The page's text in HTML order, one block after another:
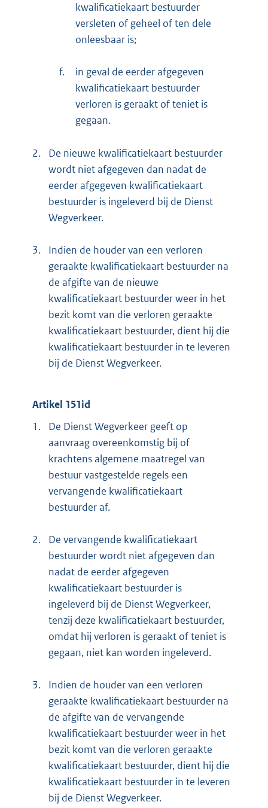
kwalificatiekaart bestuurder
versleten of geheel of ten dele
onleesbaar is;
f.
in geval de eerder afgegeven
kwalificatiekaart bestuurder
verloren is geraakt of teniet is
gegaan.
2.
De nieuwe kwalificatiekaart bestuurder
wordt niet afgegeven dan nadat de
eerder afgegeven kwalificatiekaart
bestuurder is ingeleverd bij de Dienst
Wegverkeer.
3.
Indien de houder van een verloren
geraakte kwalificatiekaart bestuurder na
de afgifte van de nieuwe
kwalificatiekaart bestuurder weer in het
bezit komt van die verloren geraakte
kwalificatiekaart bestuurder, dient hij die
kwalificatiekaart bestuurder in te leveren
bij de Dienst Wegverkeer.
Artikel 151id
1.
De Dienst Wegverkeer geeft op
aanvraag overeenkomstig bij of
krachtens algemene maatregel van
bestuur vastgestelde regels een
vervangende kwalificatiekaart
bestuurder af.
2.
De vervangende kwalificatiekaart
bestuurder wordt niet afgegeven dan
nadat de eerder afgegeven
kwalificatiekaart bestuurder is
ingeleverd bij de Dienst Wegverkeer,
tenzij deze kwalificatiekaart bestuurder,
omdat hij verloren is geraakt of teniet is
gegaan, niet kan worden ingeleverd.
3.
Indien de houder van een verloren
geraakte kwalificatiekaart bestuurder na
de afgifte van de vervangende
kwalificatiekaart bestuurder weer in het
bezit komt van die verloren geraakte
kwalificatiekaart bestuurder, dient hij die
kwalificatiekaart bestuurder in te leveren
bij de Dienst Wegverkeer.